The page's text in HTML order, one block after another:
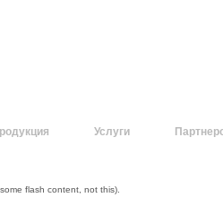
Услуги
flash content, not this).